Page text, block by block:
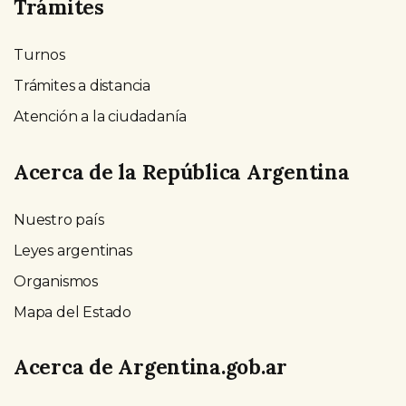
Trámites
Turnos
Trámites a distancia
Atención a la ciudadanía
Acerca de la República Argentina
Nuestro país
Leyes argentinas
Organismos
Mapa del Estado
Acerca de Argentina.gob.ar